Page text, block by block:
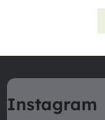
á
pInstagram